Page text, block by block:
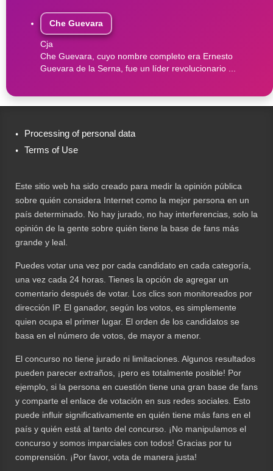
Che Guevara
Cja
Che Guevara, cuyo nombre completo era Ernesto
Guevara de la Serna, fue un líder revolucionario ...
Processing of personal data
Terms of Use
Este sitio web ha sido creado para medir la opinión pública
sobre quién considera Internet como la mejor persona en un
país determinado. No hay jurado, no hay interferencias, solo la
opinión de la gente sobre quién tiene la base de fans más
grande y leal.
Puedes votar una vez por cada candidato en cada categoría,
una vez cada 24 horas. Tienes la opción de agregar un
comentario después de votar. Los clics son monitoreados por
dirección IP. El ganador, según los votos, es simplemente
quien ocupa el primer lugar. El orden de los candidatos se
basa en el número de votos, de mayor a menor.
El concurso no tiene jurado ni limitaciones. Algunos resultados
pueden parecer extraños, ¡pero es totalmente posible! Por
ejemplo, si la persona en cuestión tiene una gran base de fans
y comparte el enlace de votación en sus redes sociales. Esto
puede influir significativamente en quién tiene más fans en el
país y quién está al tanto del concurso. ¡No manipulamos el
concurso y somos imparciales con todos! Gracias por tu
comprensión. ¡Por favor, vota de manera justa!